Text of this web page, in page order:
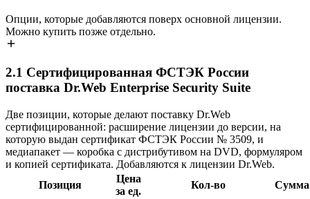
Опции, которые добавляются поверх основной лицензии.
Можно купить позже отдельно.
2.1 Сертифицированная ФСТЭК России
поставка Dr.Web Enterprise Security Suite
Две позиции, которые делают поставку Dr.Web
сертифицированной: расширение лицензии до версии, на
которую выдан сертификат ФСТЭК России № 3509, и
медиапакет — коробка с дистрибутивом на DVD, формуляром
и копией сертификата. Добавляются к лицензии Dr.Web.
Позиция
Цена
за ед.
Кол-во
Сумма